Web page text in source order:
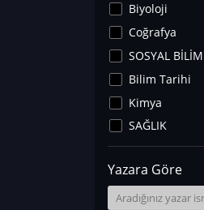
Biyoloji
Coğrafya
SOSYAL
Bilim Tarihi
Kimya
SAĞLIK
Sanat Tarihi
Fizik
Yer Bilimleri
Yazara Göre